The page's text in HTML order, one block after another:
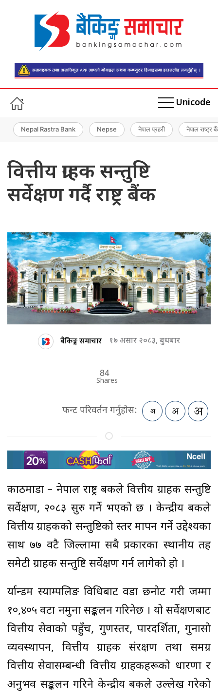
Unicode
Nepal Rastra Bank Nepse नेपाल प्रहरी नेपाल राष्ट्र
वित्तीय ग्राहक सन्तुष्टि
सर्वेक्षण गर्दै राष्ट्र बैंक
बैकिङ्ग समाचार १७ असार २०८३, बुधबार
84
Shares
फन्ट परिवर्तन गर्नुहोस:
काठमाडौं – नेपाल राष्ट्र बैंकले वित्तीय ग्राहक सन्तुष्टि
सर्वेक्षण, २०८३ सुरु गर्ने भएको छ । केन्द्रीय बैंकले
वित्तीय ग्राहकको सन्तुष्टिको स्तर मापन गर्ने उद्देश्यका
साथ ७७ वटै जिल्लामा सबै प्रकारका स्थानीय तह
समेटी ग्राहक सन्तुष्टि सर्वेक्षण गर्न लागेको हो ।
र्यान्डम स्याम्पलिङ विधिबाट वडा छनोट गरी जम्मा
१०,४०५ वटा नमुना सङ्कलन गरिनेछ । यो सर्वेक्षणबाट
वित्तीय सेवाको पहुँच, गुणस्तर, पारदर्शिता, गुनासो
व्यवस्थापन, वित्तीय ग्राहक संरक्षण तथा समग्र
वित्तीय सेवासम्बन्धी वित्तीय ग्राहकहरूको धारणा र
अनुभव सङ्कलन गरिने केन्द्रीय बैंकले उल्लेख गरेको